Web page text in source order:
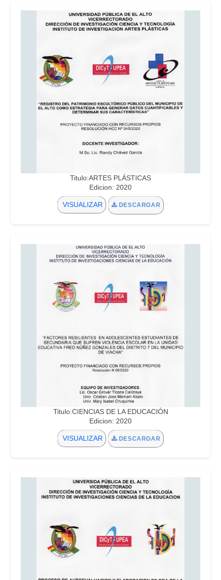
Titulo:ARTES PLÁSTICAS
Edicion: 2020
VISUALIZAR DESCARGAR
Titulo:CIENCIAS DE LA EDUCACIÓN
Edicion: 2020
VISUALIZAR DESCARGAR